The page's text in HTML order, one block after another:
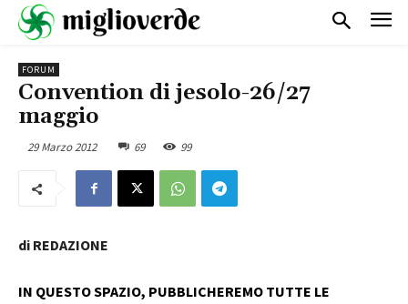
FORUM
Convention di jesolo-26/27
maggio
29 Marzo 2012 69 99
di REDAZIONE
IN QUESTO SPAZIO, PUBBLICHEREMO TUTTE LE